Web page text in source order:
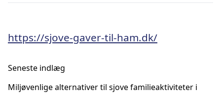
https://sjove-gaver-til-ham.dk/
Seneste indlæg
Miljøvenlige alternativer til sjove familieaktiviteter i